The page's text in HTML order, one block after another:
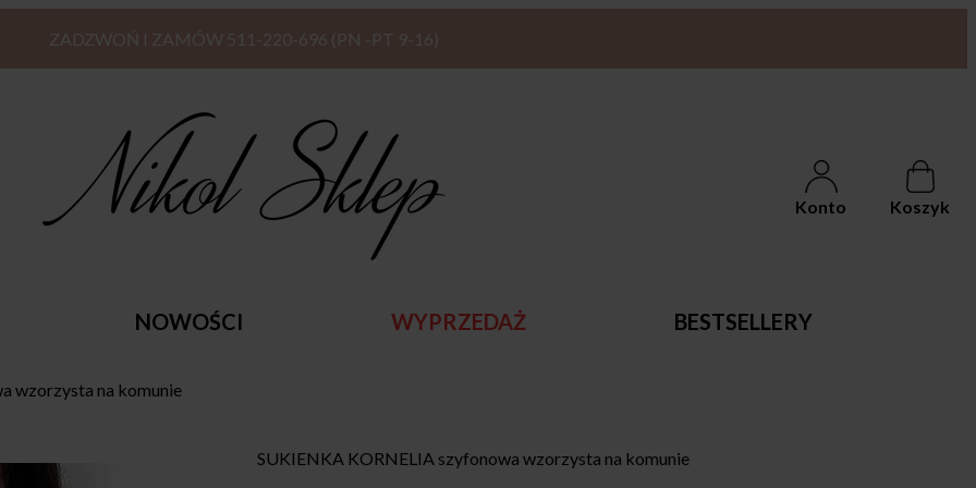
ZADZWOŃ I ZAMÓW 511-220-696 (PN -PT 9-16)
Konto Koszyk
NOWOŚCI WYPRZEDAŻ BESTSELLERY
wzorzysta na komunie
SUKIENKA KORNELIA szyfonowa wzorzysta na komunie